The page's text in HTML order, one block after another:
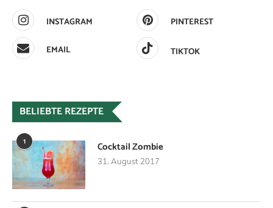
INSTAGRAM
PINTEREST
EMAIL
TIKTOK
BELIEBTE REZEPTE
1 Cocktail Zombie
31. August 2017